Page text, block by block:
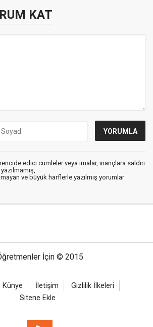
KAT
edici cümleler veya imalar, inançlara saldırı
ve büyük harflerle yazılmış yorumlar
İçin © 2015
Künye İletişim
Gizlilik İlkeleri
Sitene Ekle